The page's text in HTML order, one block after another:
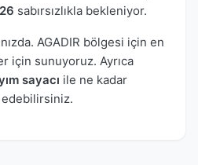
sabırsızlıkla bekleniyor.
AGADIR bölgesi için en
için sunuyoruz. Ayrıca
sayacı ile ne kadar
edebilirsiniz.